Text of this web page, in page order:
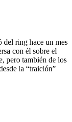
del ring hace un mes
con él sobre el
pero también de los
la “traición”